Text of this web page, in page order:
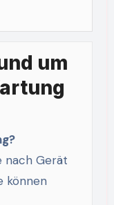
um
nach Gerät
können